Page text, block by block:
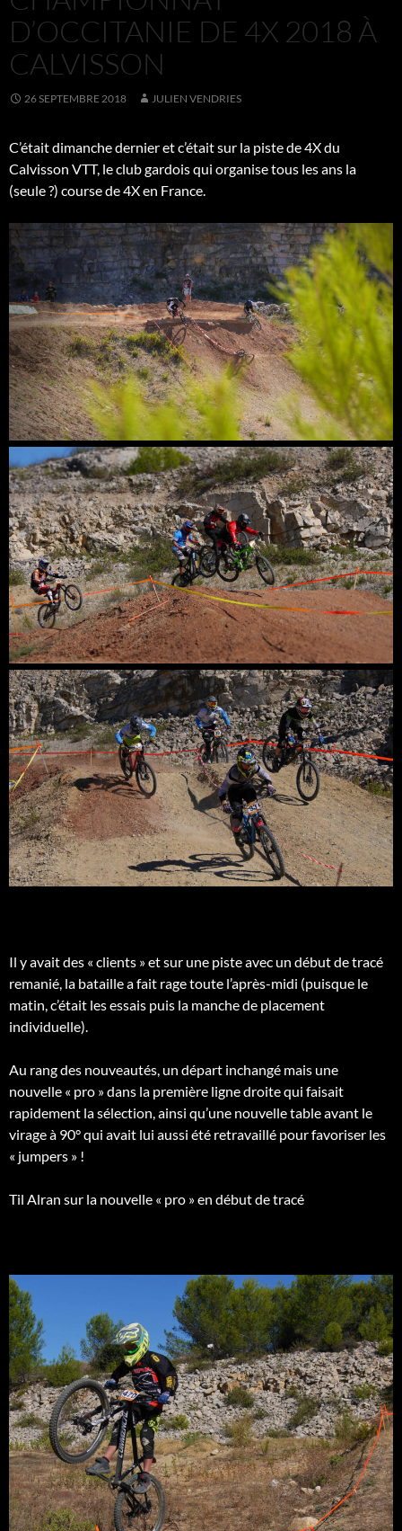
D’OCCITANIE DE 4X 2018 À
CALVISSON
26 SEPTEMBRE 2018 JULIEN VENDRIES
C’était dimanche dernier et c’était sur la piste de 4X du
Calvisson VTT, le club gardois qui organise tous les ans la
(seule ?) course de 4X en France.
Il y avait des « clients » et sur une piste avec un début de tracé
remanié, la bataille a fait rage toute l’après-midi (puisque le
matin, c’était les essais puis la manche de placement
individuelle).
Au rang des nouveautés, un départ inchangé mais une
nouvelle « pro » dans la première ligne droite qui faisait
rapidement la sélection, ainsi qu’une nouvelle table avant le
virage à 90° qui avait lui aussi été retravaillé pour favoriser les
« jumpers » !
Til Alran sur la nouvelle « pro » en début de tracé